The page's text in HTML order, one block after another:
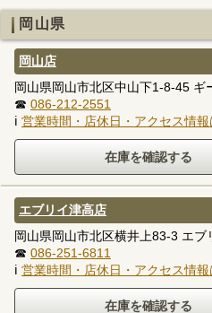
岡山県
岡山店
岡山県岡山市北区中山下1-8-45 ギ
☎ 086-212-2551
ℹ 営業時間・店休日・アクセス情報
エブリイ津高店
岡山県岡山市北区横井上83-3 エブ
☎ 086-251-6811
ℹ 営業時間・店休日・アクセス情報